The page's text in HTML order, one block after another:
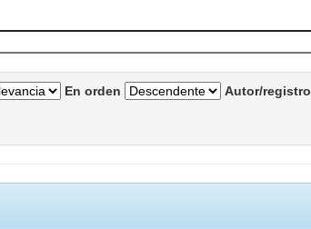
En orden Autor/registro